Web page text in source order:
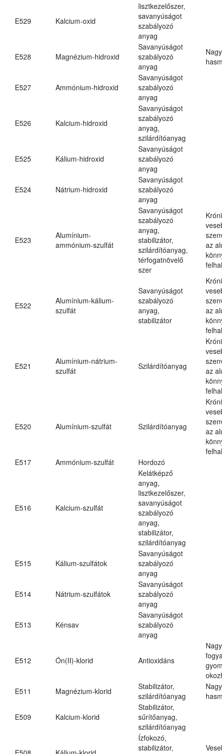
E529 Kalcium-oxid
lisztkezelőszer,
savanyúságot
szabályozó
anyag
E528 Magnézium-hidroxid
Savanyúságot
szabályozó
anyag
E527 Ammónium-hidroxid
Savanyúságot
szabályozó
anyag
E526 Kalcium-hidroxid
Savanyúságot
szabályozó
anyag,
szilárdítóanyag
E525 Kálium-hidroxid
Savanyúságot
szabályozó
anyag
E524 Nátrium-hidroxid
Savanyúságot
szabályozó
anyag
E523
Alumínium-
ammónium-szulfát
Savanyúságot
szabályozó
anyag,
stabilizátor,
szilárdítóanyag,
térfogatnövelő
szer
az
E522
Alumínium-kálium-
szulfát
Savanyúságot
szabályozó
anyag,
stabilizátor
az
E521
Alumínium-nátrium-
szulfát
Szilárdítóanyag
az
E520 Alumínium-szulfát Szilárdítóanyag
az
E517
Ammónium-szulfát Hordozó
E516 Kalcium-szulfát
Kelátképző
anyag,
lisztkezelőszer,
savanyúságot
szabályozó
anyag,
stabilizátor,
szilárdítóanyag
E515 Kálium-szulfátok
Savanyúságot
szabályozó
anyag
E514 Nátrium-szulfátok
Savanyúságot
szabályozó
anyag
E513 Kénsav
Savanyúságot
szabályozó
anyag
E512 Ón(II)-klorid Antioxidáns
E511
Magnézium-klorid
Stabilizátor,
szilárdítóanyag
E509 Kalcium-klorid
Stabilizátor,
sűrítőanyag,
szilárdítóanyag
Ízfokozó,
stabilizátor,